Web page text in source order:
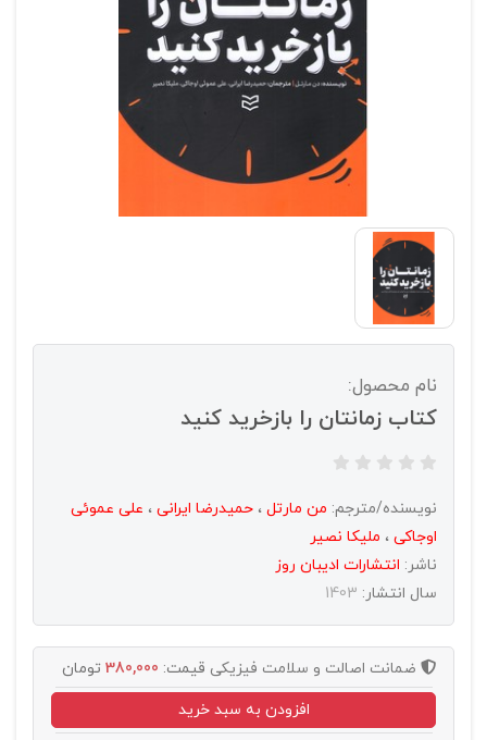
نام محصول:
کتاب زمانتان را بازخرید کنید
نویسنده/مترجم: من مارتل ، حمیدرضا ایرانی ، علی عموئی
اوجاکی ، ملیکا نصیر
ناشر: انتشارات اديبان روز
سال انتشار: 1403
ضمانت اصالت و سلامت فیزیکی قیمت: 380,000 تومان
افزودن به سبد خرید